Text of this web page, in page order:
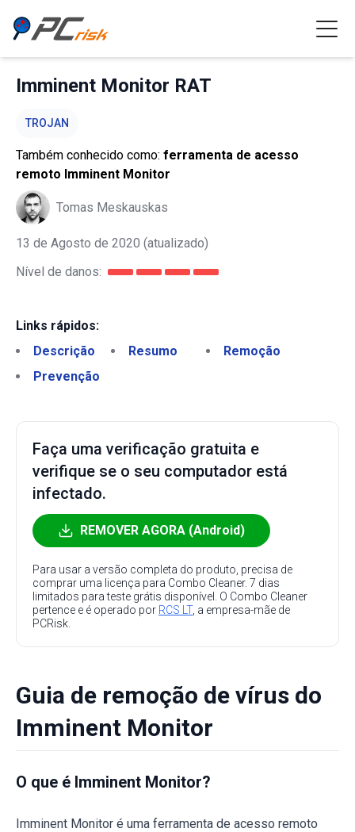
Imminent Monitor RAT
TROJAN
Também conhecido como: ferramenta de acesso
remoto Imminent Monitor
Tomas Meskauskas
13 de Agosto de 2020 (atualizado)
Nível de danos:
Links rápidos:
Descrição
Resumo
Remoção
Prevenção
Faça uma verificação gratuita e
verifique se o seu computador está
infectado.
REMOVER AGORA (Android)
Para usar a versão completa do produto, precisa de
comprar uma licença para Combo Cleaner. 7 dias
limitados para teste grátis disponível. O Combo Cleaner
pertence e é operado por RCS LT, a empresa-mãe de
PCRisk.
Guia de remoção de vírus do
Imminent Monitor
O que é Imminent Monitor?
Imminent Monitor é uma ferramenta de acesso remoto